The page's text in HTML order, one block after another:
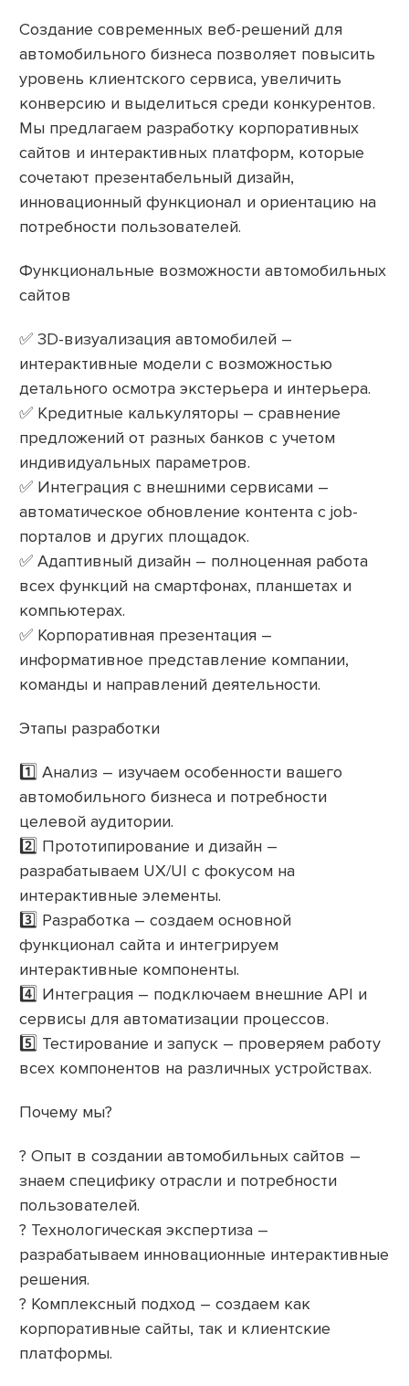
Создание современных веб-решений для
автомобильного бизнеса позволяет повысить
уровень клиентского сервиса, увеличить
конверсию и выделиться среди конкурентов.
Мы предлагаем разработку корпоративных
сайтов и интерактивных платформ, которые
сочетают презентабельный дизайн,
инновационный функционал и ориентацию на
потребности пользователей.
Функциональные возможности автомобильных
сайтов
✅ 3D-визуализация автомобилей –
интерактивные модели с возможностью
детального осмотра экстерьера и интерьера.
✅ Кредитные калькуляторы – сравнение
предложений от разных банков с учетом
индивидуальных параметров.
✅ Интеграция с внешними сервисами –
автоматическое обновление контента с job-
порталов и других площадок.
✅ Адаптивный дизайн – полноценная работа
всех функций на смартфонах, планшетах и
компьютерах.
✅ Корпоративная презентация –
информативное представление компании,
команды и направлений деятельности.
Этапы разработки
1️⃣ Анализ – изучаем особенности вашего
автомобильного бизнеса и потребности
целевой аудитории.
2️⃣ Прототипирование и дизайн –
разрабатываем UX/UI с фокусом на
интерактивные элементы.
3️⃣ Разработка – создаем основной
функционал сайта и интегрируем
интерактивные компоненты.
4️⃣ Интеграция – подключаем внешние API и
сервисы для автоматизации процессов.
5️⃣ Тестирование и запуск – проверяем работу
всех компонентов на различных устройствах.
Почему мы?
? Опыт в создании автомобильных сайтов –
знаем специфику отрасли и потребности
пользователей.
? Технологическая экспертиза –
разрабатываем инновационные интерактивные
решения.
? Комплексный подход – создаем как
корпоративные сайты, так и клиентские
платформы.